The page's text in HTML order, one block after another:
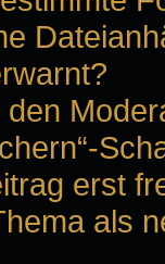
erst
als